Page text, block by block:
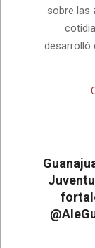
sobre las
desarrolló